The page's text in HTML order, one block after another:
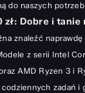
do naszych
zł: Dobre i tanie
znaleźć
z serii Intel
AMD Ryzen 3 i
zadań i